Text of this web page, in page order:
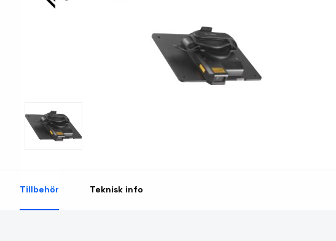
Förbrukning bläckstråleskrivare
Varningsetiketter
RFID Skrivare
Laseretikett på A4-ark
Tillbehör Teknisk info